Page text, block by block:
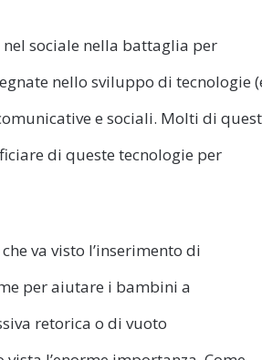
sociale nella battaglia per
nello sviluppo di tecnologie
e sociali. Molti di
di queste tecnologie per
va visto l’inserimento di
per aiutare i bambini a
retorica o di vuoto